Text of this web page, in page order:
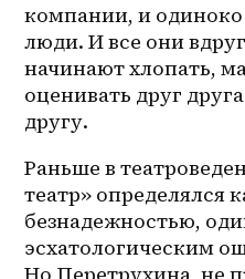
компании, и
люди. И все они
начинают хлопать,
оценивать друг
другу.
Раньше в
театр» определялся
безнадежностью,
эсхатологическим